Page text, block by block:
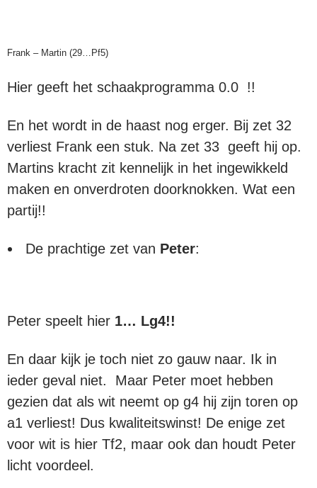
Frank – Martin (29…Pf5)
Hier geeft het schaakprogramma 0.0 !!
En het wordt in de haast nog erger. Bij zet 32
verliest Frank een stuk. Na zet 33 geeft hij op.
Martins kracht zit kennelijk in het ingewikkeld
maken en onverdroten doorknokken. Wat een
partij!!
De prachtige zet van Peter:
Peter speelt hier 1… Lg4!!
En daar kijk je toch niet zo gauw naar. Ik in
ieder geval niet. Maar Peter moet hebben
gezien dat als wit neemt op g4 hij zijn toren op
a1 verliest! Dus kwaliteitswinst! De enige zet
voor wit is hier Tf2, maar ook dan houdt Peter
licht voordeel.